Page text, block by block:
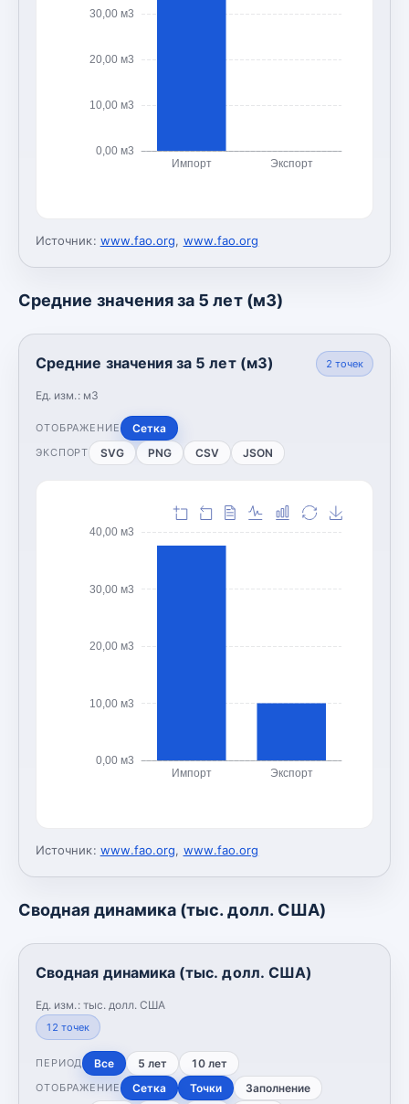
0,00 м3
10,00 м3
20,00 м3
30,00 м3
Импорт Экспорт
Источник: www.fao.org, www.fao.org
Средние значения за 5 лет (м3)
Средние значения за 5 лет (м3)
Ед. изм.: м3
2 точек
ОТОБРАЖЕНИЕ Сетка
ЭКСПОРТ SVG PNG CSV JSON
0,00 м3
10,00 м3
20,00 м3
30,00 м3
40,00 м3
Импорт Экспорт
Источник: www.fao.org, www.fao.org
Сводная динамика (тыс. долл. США)
Сводная динамика (тыс. долл. США)
Ед. изм.: тыс. долл. США
12 точек
ПЕРИОД Все 5 лет 10 лет
ОТОБРАЖЕНИЕ Сетка Точки Заполнение